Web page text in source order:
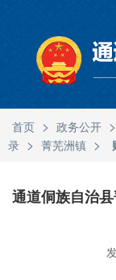
首页 > 政务公开 >
录 > 菁芜洲镇 >
通道侗族自治